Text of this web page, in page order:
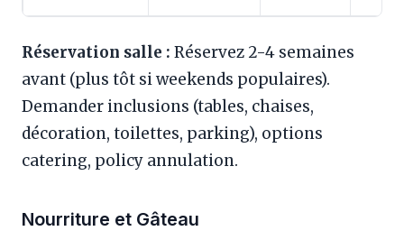
Réservation salle : Réservez 2-4 semaines
avant (plus tôt si weekends populaires).
Demander inclusions (tables, chaises,
décoration, toilettes, parking), options
catering, policy annulation.
Nourriture et Gâteau